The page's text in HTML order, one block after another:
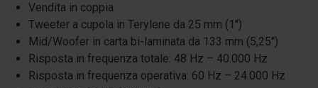
Vendita in coppia
Tweeter a cupola in Terylene da 25 mm (1")
Mid/Woofer in carta bi-laminata da 133 mm (5,25")
Risposta in frequenza totale: 48 Hz – 40.000 Hz
Risposta in frequenza operativa: 60 Hz – 24.000 Hz